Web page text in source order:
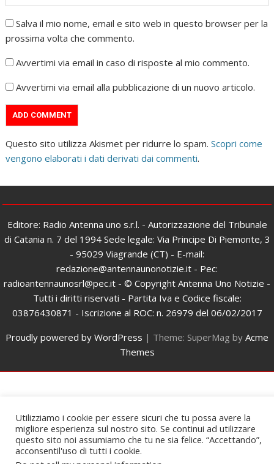
Salva il mio nome, email e sito web in questo browser per la
prossima volta che commento.
Avvertimi via email in caso di risposte al mio commento.
Avvertimi via email alla pubblicazione di un nuovo articolo.
Questo sito utilizza Akismet per ridurre lo spam.Scopri come
vengono elaborati i dati derivati dai commenti.
Editore: Radio Antenna uno s.r.l. - Autorizzazione del Tribunale
di Catania n. 7 del 1994 Sede legale: Via Principe Di Piemonte, 3
- 95029 Viagrande (CT) - E-mail:
redazione@antennaunonotizie.it - Pec:
radioantennaunosrl@pec.it - © Copyright Antenna Uno Notizie -
Tutti i diritti riservati - Partita Iva e Codice fiscale:
03876430871 - Iscrizione al ROC: n. 26979 del 06/02/2017
Proudly powered by WordPress | Theme: SuperMag by Acme
Themes
Utilizziamo i cookie per essere sicuri che tu possa avere la
migliore esperienza sul nostro sito. Se continui ad utilizzare
questo sito noi assumiamo che tu ne sia felice. “Accettando”,
acconsentil'uso di tutti i cookie.